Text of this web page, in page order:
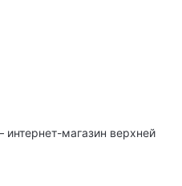
магазин верхней